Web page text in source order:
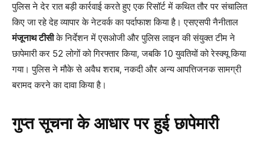
पुलिस ने देर रात बड़ी कार्रवाई करते हुए एक रिसॉर्ट में कथित तौर पर संचालित
किए जा रहे देह व्यापार के नेटवर्क का पर्दाफाश किया है। एसएसपी नैनीताल
मंजूनाथ टीसीके निर्देशन में एसओजी और पुलिस लाइन की संयुक्त टीम ने
छापेमारी कर 52 लोगों को गिरफ्तार किया, जबकि 10 युवतियों को रेस्क्यू किया
गया। पुलिस ने मौके से अवैध शराब, नकदी और अन्य आपत्तिजनक सामग्री
बरामद करने का दावा किया है।
गुप्त सूचना के आधार पर हुई छापेमारी